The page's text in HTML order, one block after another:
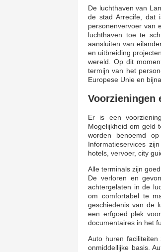
De luchthaven van
de stad Arrecife, dat
personenvervoer van
luchthaven toe te
aansluiten van
en uitbreiding
wereld. Op dit
termijn van het
Europese Unie en
Voorzieningen
Er is een
Mogelijkheid om geld
worden benoemd
Informatieservices
hotels, vervoer, city
Alle terminals zijn
De verloren en
achtergelaten in de
om comfortabel te
geschiedenis van de
een erfgoed plek
documentaires in het
Auto huren
onmiddellijke basis.